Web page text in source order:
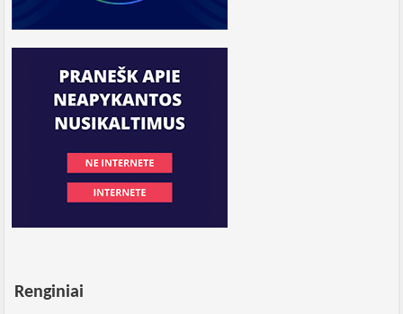
Renginiai